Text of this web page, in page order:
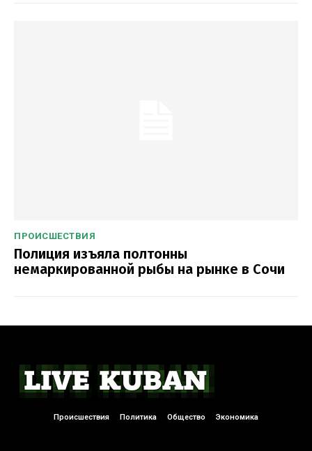
ПРОИСШЕСТВИЯ
Полиция изъяла полтонны
немаркированной рыбы на рынке в Сочи
Происшествия Политика Общество Экономика